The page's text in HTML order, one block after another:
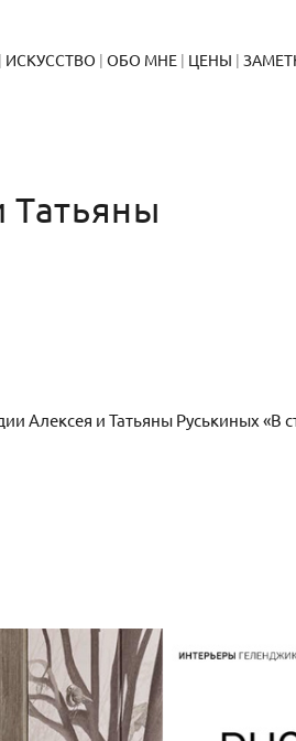
ИСКУССТВО ОБО МНЕ ЦЕНЫ
Татьяны
Алексея и Татьяны Руськиных «В